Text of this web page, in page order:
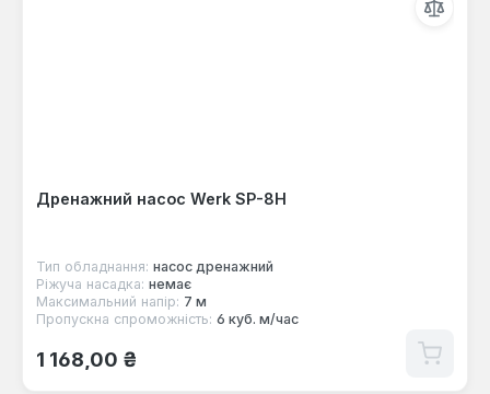
Дренажний насос Werk SP-8H
Тип обладнання: насос дренажний
Ріжуча насадка: немає
Максимальний напір: 7 м
Пропускна спроможність: 6 куб. м/час
Звичайна ціна:
1 168,00 ₴